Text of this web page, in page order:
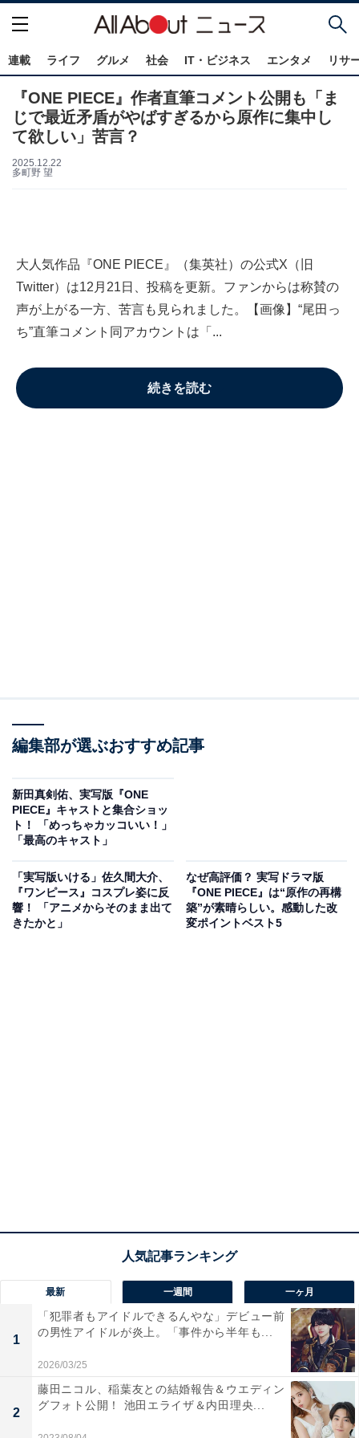
連載 ライフ グルメ 社会 IT・ビジネス エンタメ リサ
『ONE PIECE』作者直筆コメント公開も「ま
じで最近矛盾がやばすぎるから原作に集中し
て欲しい」苦言？
2025.12.22
多町野 望
大人気作品『ONE PIECE』（集英社）の公式X（旧
Twitter）は12月21日、投稿を更新。ファンからは称賛の
声が上がる一方、苦言も見られました。【画像】“尾田っ
ち”直筆コメント同アカウントは「...
続きを読む
編集部が選ぶおすすめ記事
新田真剣佑、実写版『ONE
PIECE』キャストと集合ショッ
ト！ 「めっちゃカッコいい！」
「最高のキャスト」
「実写版いける」佐久間大介、
『ワンピース』コスプレ姿に反
響！ 「アニメからそのまま出て
きたかと」
なぜ高評価？ 実写ドラマ版
『ONE PIECE』は“原作の再構
築”が素晴らしい。感動した改
変ポイントベスト5
最新 一週間 一ヶ月
1
「犯罪者もアイドルできるんやな」デビュー前
の男性アイドルが炎上。「事件から半年も...
2026/03/25
2
藤田ニコル、稲葉友との結婚報告＆ウエディン
グフォト公開！ 池田エライザ＆内田理央...